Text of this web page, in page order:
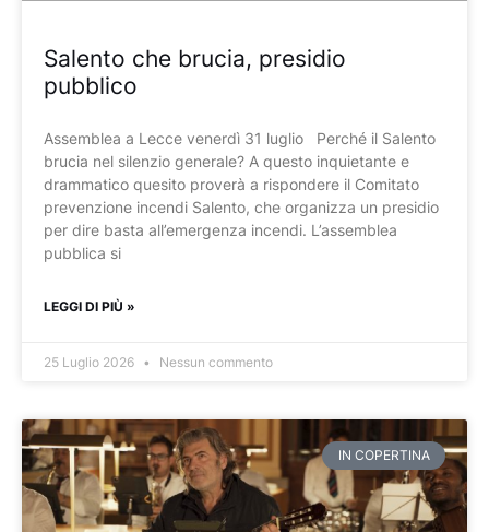
Salento che brucia, presidio
pubblico
Assemblea a Lecce venerdì 31 luglio Perché il Salento
brucia nel silenzio generale? A questo inquietante e
drammatico quesito proverà a rispondere il Comitato
prevenzione incendi Salento, che organizza un presidio
per dire basta all’emergenza incendi. L’assemblea
pubblica si
LEGGI DI PIÙ »
25 Luglio 2026 Nessun commento
IN COPERTINA